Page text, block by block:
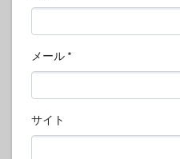
メール *
サイト